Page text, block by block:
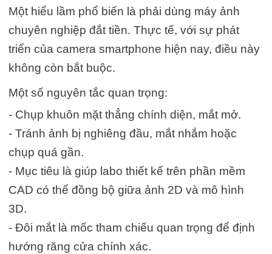
Một hiểu lầm phổ biến là phải dùng máy ảnh
chuyên nghiệp đắt tiền. Thực tế, với sự phát
triển của camera smartphone hiện nay, điều này
không còn bắt buộc.
Một số nguyên tắc quan trọng:
- Chụp khuôn mặt thẳng chính diện, mắt mở.
- Tránh ảnh bị nghiêng đầu, mắt nhắm hoặc
chụp quá gần.
- Mục tiêu là giúp labo thiết kế trên phần mềm
CAD có thể đồng bộ giữa ảnh 2D và mô hình
3D.
- Đôi mắt là mốc tham chiếu quan trọng để định
hướng răng cửa chính xác.